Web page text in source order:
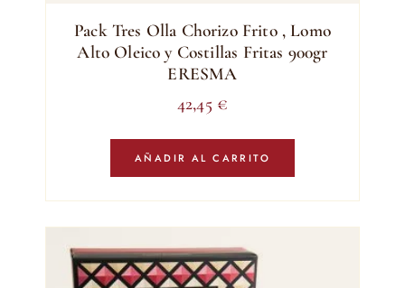
Pack Tres Olla Chorizo Frito , Lomo
Alto Oleico y Costillas Fritas 900gr
ERESMA
42,45 €
AÑADIR AL CARRITO